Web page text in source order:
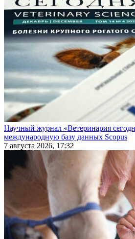
Научный журнал «Ветеринария
международную базу данных Scopus
7 августа 2026, 17:32